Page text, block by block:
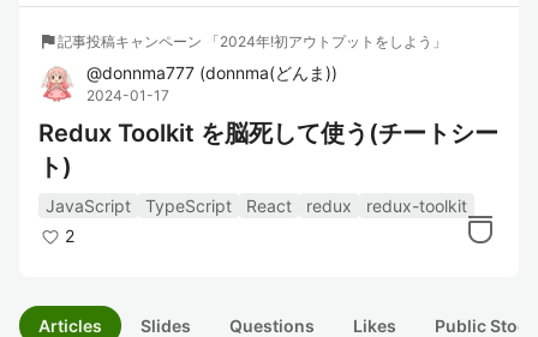
flag記事投稿キャンペーン 「2024年!初アウトプットをしよう」
@donnma777 (donnma(どんま))
2024-01-17
Redux Toolkit を脳死して使う(チートシー
ト)
JavaScript TypeScript React redux
redux-toolkit
2
Articles Slides Questions Likes Public